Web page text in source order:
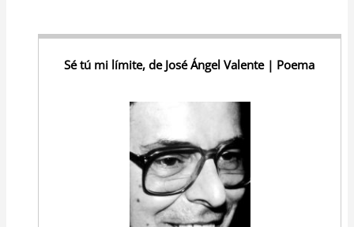
Sé tú mi límite, de José Ángel Valente | Poema